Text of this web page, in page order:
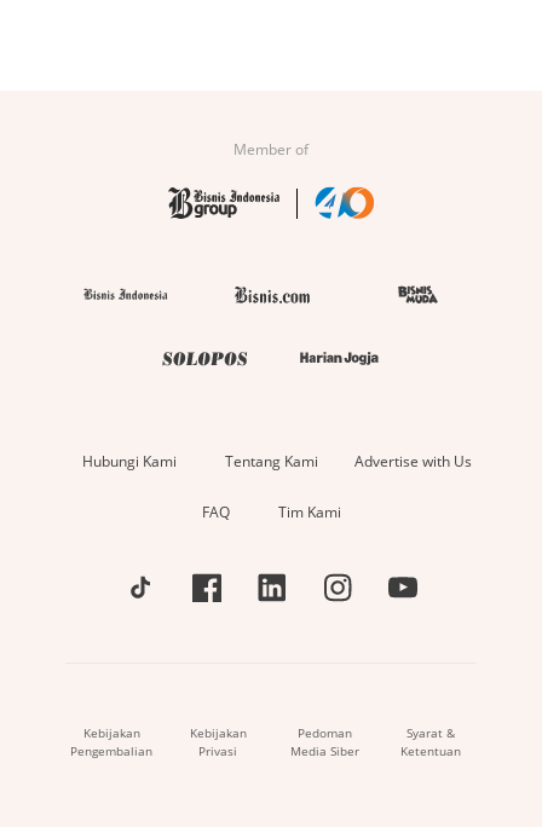
Member of
Hubungi Kami Tentang Kami Advertise with Us
FAQ Tim Kami
Kebijakan
Pengembalian
Kebijakan
Privasi
Pedoman
Media Siber
Syarat &
Ketentuan